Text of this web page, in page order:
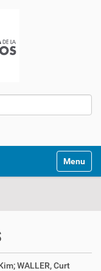
Mostrar/
WALLER, Curt